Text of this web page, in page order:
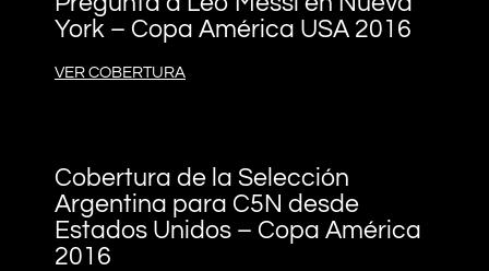
York – Copa América USA 2016
VER COBERTURA
Cobertura de la Selección
Argentina para C5N desde
Estados Unidos – Copa América
2016